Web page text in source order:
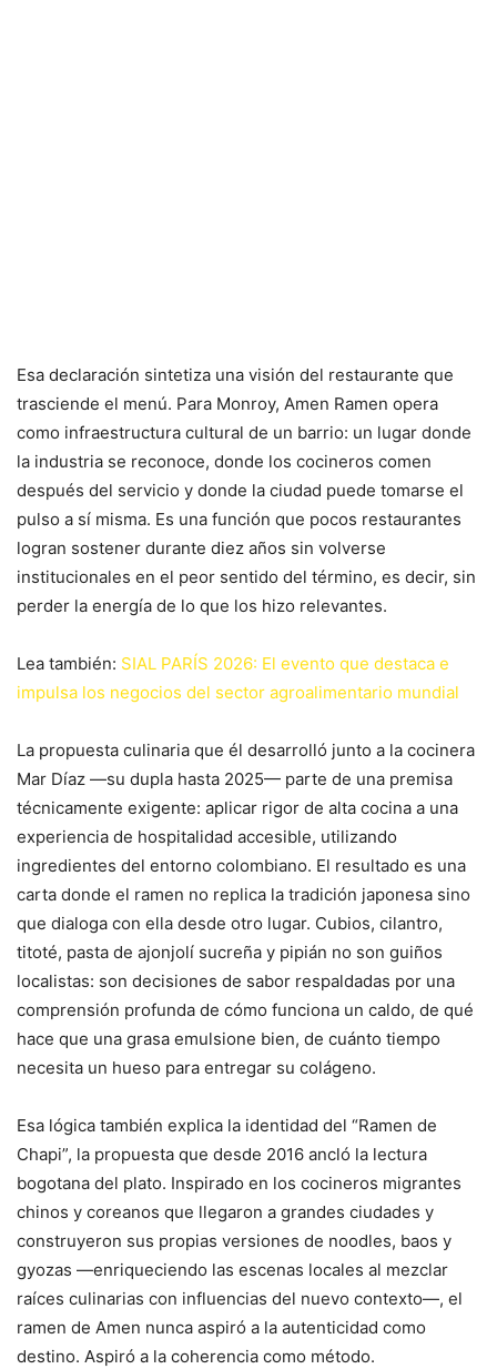
Esa declaración sintetiza una visión del restaurante que
trasciende el menú. Para Monroy, Amen Ramen opera
como infraestructura cultural de un barrio: un lugar donde
la industria se reconoce, donde los cocineros comen
después del servicio y donde la ciudad puede tomarse el
pulso a sí misma. Es una función que pocos restaurantes
logran sostener durante diez años sin volverse
institucionales en el peor sentido del término, es decir, sin
perder la energía de lo que los hizo relevantes.
Lea también: SIAL PARÍS 2026: El evento que destaca e
impulsa los negocios del sector agroalimentario mundial
La propuesta culinaria que él desarrolló junto a la cocinera
Mar Díaz —su dupla hasta 2025— parte de una premisa
técnicamente exigente: aplicar rigor de alta cocina a una
experiencia de hospitalidad accesible, utilizando
ingredientes del entorno colombiano. El resultado es una
carta donde el ramen no replica la tradición japonesa sino
que dialoga con ella desde otro lugar. Cubios, cilantro,
titoté, pasta de ajonjolí sucreña y pipián no son guiños
localistas: son decisiones de sabor respaldadas por una
comprensión profunda de cómo funciona un caldo, de qué
hace que una grasa emulsione bien, de cuánto tiempo
necesita un hueso para entregar su colágeno.
Esa lógica también explica la identidad del “Ramen de
Chapi”, la propuesta que desde 2016 ancló la lectura
bogotana del plato. Inspirado en los cocineros migrantes
chinos y coreanos que llegaron a grandes ciudades y
construyeron sus propias versiones de noodles, baos y
gyozas —enriqueciendo las escenas locales al mezclar
raíces culinarias con influencias del nuevo contexto—, el
ramen de Amen nunca aspiró a la autenticidad como
destino. Aspiró a la coherencia como método.